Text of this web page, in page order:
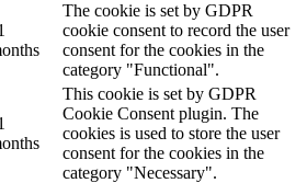
The cookie is set by GDPR
cookie consent to record the user
consent for the cookies in the
category "Functional".
This cookie is set by GDPR
Cookie Consent plugin. The
cookies is used to store the user
consent for the cookies in the
category "Necessary".